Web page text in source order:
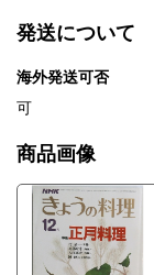
発送について
海外発送可否
可
商品画像